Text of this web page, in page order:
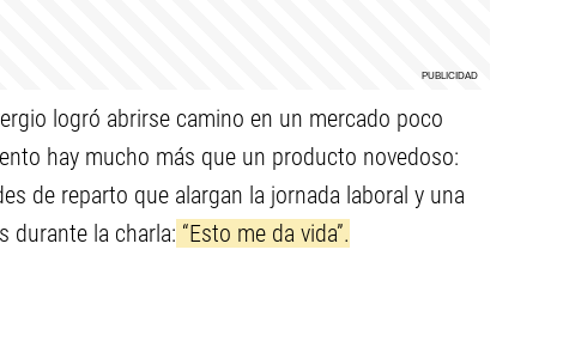
logró abrirse camino en un mercado poco
hay mucho más que un producto novedoso:
de reparto que alargan la jornada laboral y una
durante la charla: “Esto me da vida”.